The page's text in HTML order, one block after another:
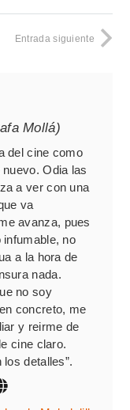
Entrada siguiente
Mollá)
del cine como
nuevo. Odia las
a ver con una
va
avanza, pues
infumable, no
a la hora de
nada.
no soy
concreto, me
y reirme de
cine claro.
los detalles”.